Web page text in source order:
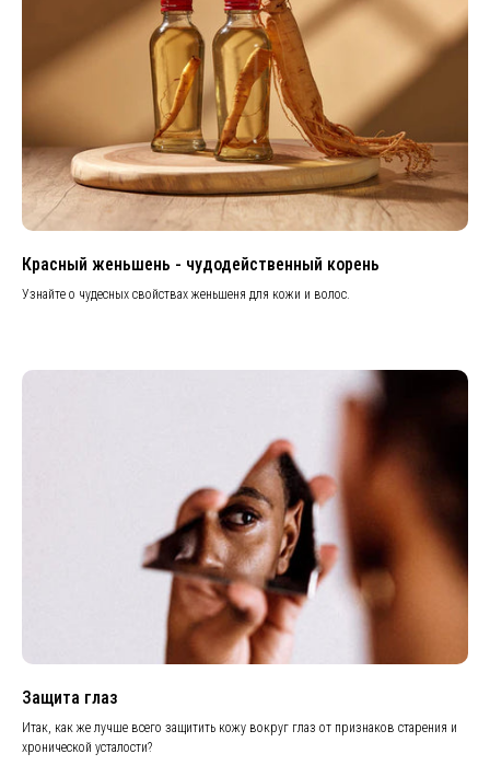
Красный женьшень - чудодейственный корень
Узнайте о чудесных свойствах женьшеня для кожи и волос.
Защита глаз
Итак, как же лучше всего защитить кожу вокруг глаз от признаков старения и
хронической усталости?